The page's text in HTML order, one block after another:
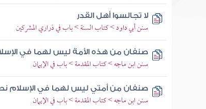
لا تجالسوا أهل القدر
سنن أبي داود > كتاب السنة > باب في ذراري المشركين
صنفان من هذه الأمة ليس لهما في
سنن ابن ماجه > كتاب المقدمة > باب في الإيمان
صنفان من أمتي ليس لهما في الإسلام
سنن ابن ماجه > كتاب المقدمة > باب في الإيمان